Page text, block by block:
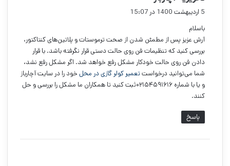
ت
5 اردیبهشت 1400 در 15:07
باسلام
آرش عزیز پس از مطمئن شدن از صحت ترموستات و پلاتین‌‌های کنتاکتور،
بررسی کنید که تنظیمات فن روی حالت دستی قرار نگرفته باشد. با قرار
دادن فن روی حالت خودکار مشکل رفع خواهد شد. اگر مشکل رفع نشد،
شما می‌توانید درخواستتعمیر کولر گازی در محل خود را در سایت آچارباز
و یا با شماره ۰۲۱۵۴۵۹۱۶۱۶ثبت کنید تا همکاران ما مشکل را بررسی و حل
کنند.
پاسخ